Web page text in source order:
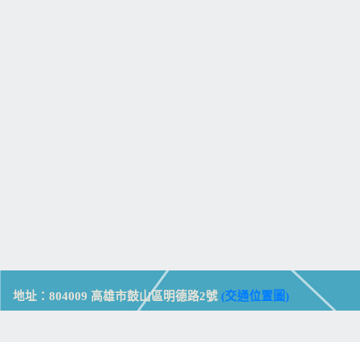
地址：804009 高雄市鼓山區明德路2號 (交通位置圖)